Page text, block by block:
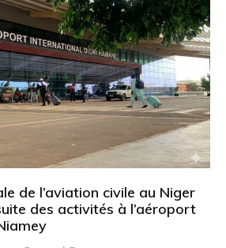
de l’aviation civile au Niger
des activités à l’aéroport